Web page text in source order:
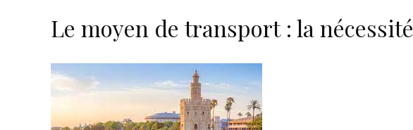
Le moyen de transport : la nécessité